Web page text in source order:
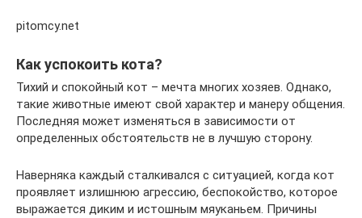
pitomcy.net
Как успокоить кота?
Тихий и спокойный кот – мечта многих хозяев. Однако,
такие животные имеют свой характер и манеру общения.
Последняя может изменяться в зависимости от
определенных обстоятельств не в лучшую сторону.
Наверняка каждый сталкивался с ситуацией, когда кот
проявляет излишнюю агрессию, беспокойство, которое
выражается диким и истошным мяуканьем. Причины